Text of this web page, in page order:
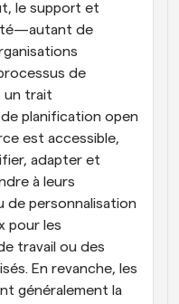
le support et
de
de
un trait
planification open
est accessible,
adapter et
à leurs
de personnalisation
pour les
travail ou des
En revanche, les
généralement la